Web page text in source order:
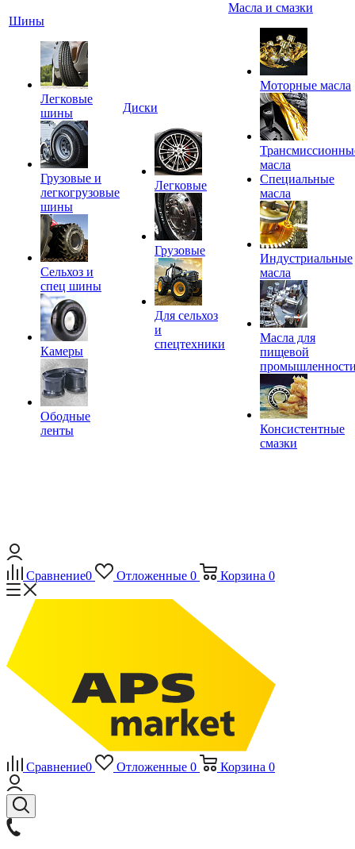
Шины
Легковые
шины
Грузовые и
легкогрузовые
шины
Сельхоз и
спец шины
Камеры
Ободные
ленты
Диски
Легковые
Грузовые
Для сельхоз
и
спецтехники
Масла и смазки
Моторные масла
масла
Специальные
масла
Индустриальные
масла
Масла для
пищевой
Консистентные
смазки
Сравнение0 Отложенные 0 Корзина 0
Сравнение0 Отложенные 0 Корзина 0